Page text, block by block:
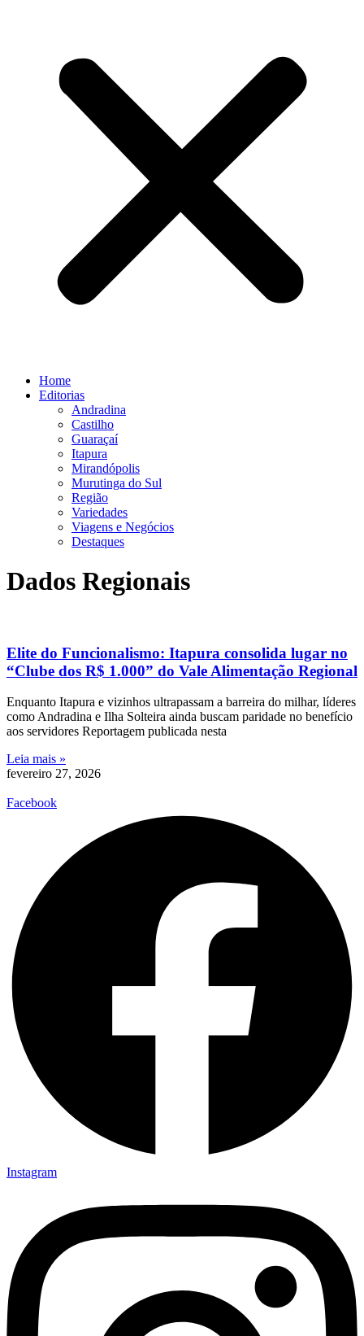
Home
Editorias
Andradina
Castilho
Guaraçaí
Itapura
Mirandópolis
Murutinga do Sul
Região
Variedades
Viagens e Negócios
Destaques
Dados Regionais
Elite do Funcionalismo: Itapura consolida lugar no
“Clube dos R$ 1.000” do Vale Alimentação Regional
Enquanto Itapura e vizinhos ultrapassam a barreira do milhar, líderes
como Andradina e Ilha Solteira ainda buscam paridade no benefício
aos servidores Reportagem publicada nesta
Leia mais »
fevereiro 27, 2026
Facebook
Instagram